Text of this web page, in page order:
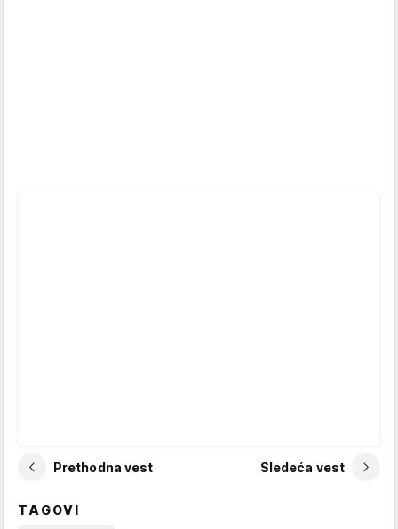
Prethodna vest Sledeća vest
TAGOVI